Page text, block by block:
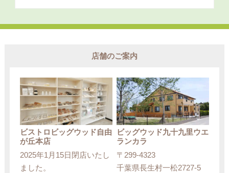
店舗のご案内
ビストロビッグウッド自由
が丘本店
2025年1月15日閉店いたし
ました。
ビッグウッド九十九里ウエ
ランカラ
〒299-4323
千葉県長生村一松2727-5